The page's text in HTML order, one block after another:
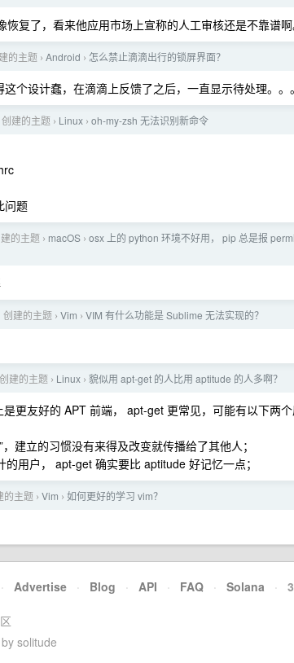
恢复了，看来他应用市场上宣称的人工审核还是不靠谱啊
的主题 › Android › 怎么禁止滴滴出行的锁屏界面？
个设计蠢，在滴滴上反馈了之后，一直显示待处理。。。
创建的主题 › Linux › oh-my-zsh 无法识别新命令
问题
的主题 › macOS › osx 上的 python 环境不好用， pip 总是报
创建的主题 › Vim › VIM 有什么功能是 Sublime 无法实现的？
创建的主题 › Linux › 貌似用 apt-get 的人比用 aptitude 的人多啊？
更友好的 APT 前端， apt-get 更常见，可能有以下两个
，建立的习惯没有来得及改变就传播给了其他人；
的用户， apt-get 确实要比 aptitude 好记忆一点；
的主题 › Vim › 如何更好的学习 vim？
· Advertise · Blog · API · FAQ · Solana ·
solitude